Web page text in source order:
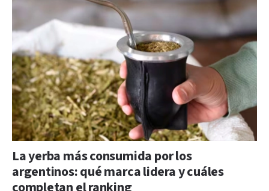
La yerba más consumida por los
argentinos: qué marca lidera y cuáles